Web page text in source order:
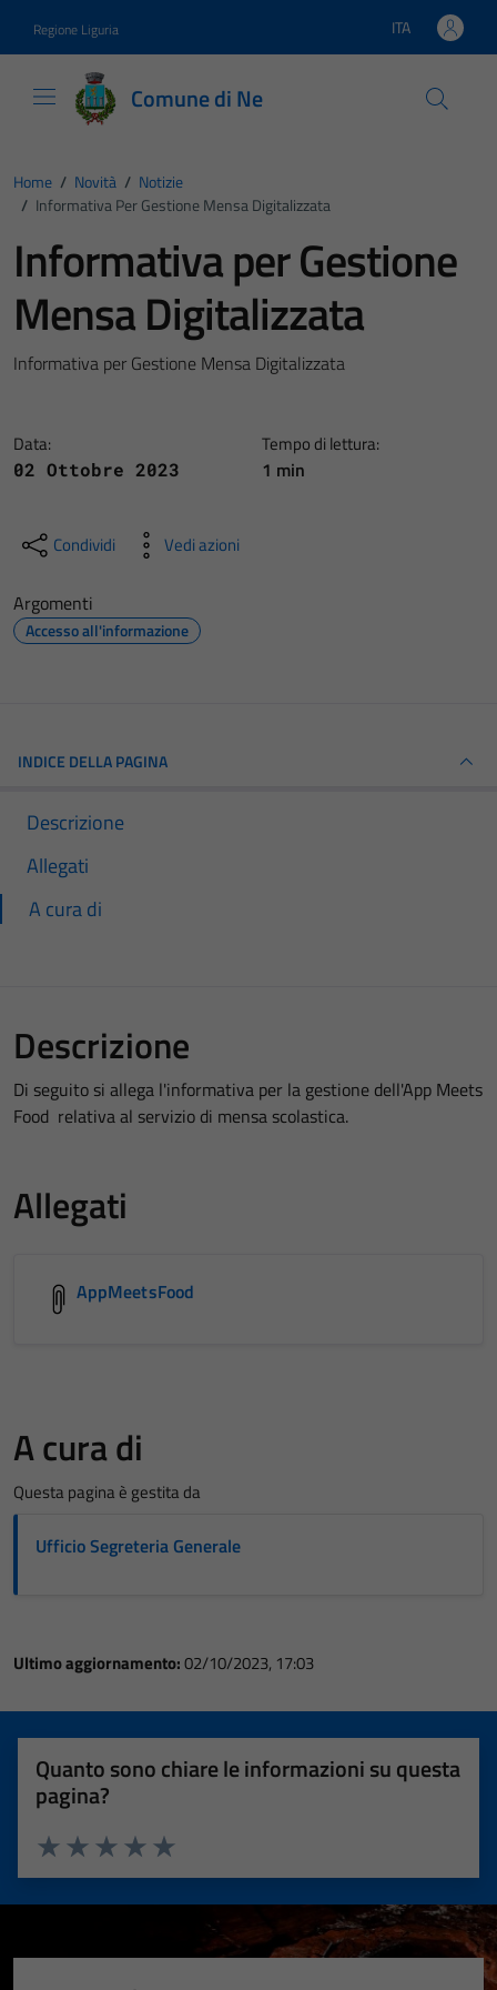
Regione Liguria Lingua attiva:
ITA
Comune di Ne
Home / Novità / Notizie
/ Informativa Per Gestione Mensa Digitalizzata
Informativa per Gestione
Mensa Digitalizzata
Informativa per Gestione Mensa Digitalizzata
Data:
02 Ottobre 2023
Tempo di lettura:
1 min
Condividi Vedi azioni
Argomenti
Accesso all'informazione
INDICE DELLA PAGINA
Descrizione
Allegati
A cura di
Descrizione
Di seguito si allega l'informativa per la gestione dell'App Meets
Food relativa al servizio di mensa scolastica.
Allegati
AppMeetsFood
A cura di
Questa pagina è gestita da
Ufficio Segreteria Generale
Ultimo aggiornamento:02/10/2023, 17:03
Quanto sono chiare le informazioni su questa
pagina?
Valuta 5 stelle su 5
Valuta 4 stelle su 5
Valuta 3 stelle su 5
Valuta 2 stelle su 5
Valuta 1 stelle su 5